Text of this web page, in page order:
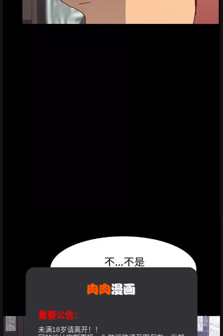
重要公告：
未满18岁请离开！！